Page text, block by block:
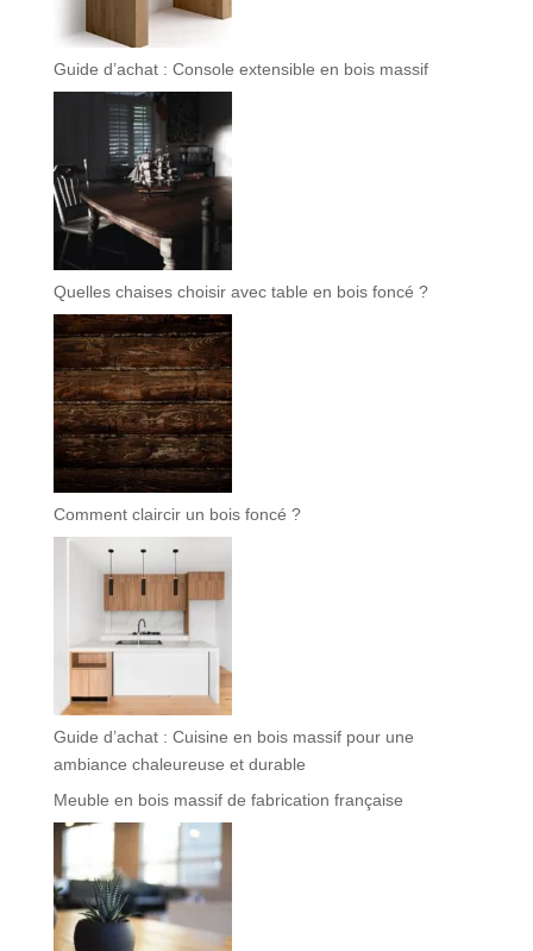
Guide d’achat : Console extensible en bois massif
Quelles chaises choisir avec table en bois foncé ?
Comment claircir un bois foncé ?
Guide d’achat : Cuisine en bois massif pour une
ambiance chaleureuse et durable
Meuble en bois massif de fabrication française